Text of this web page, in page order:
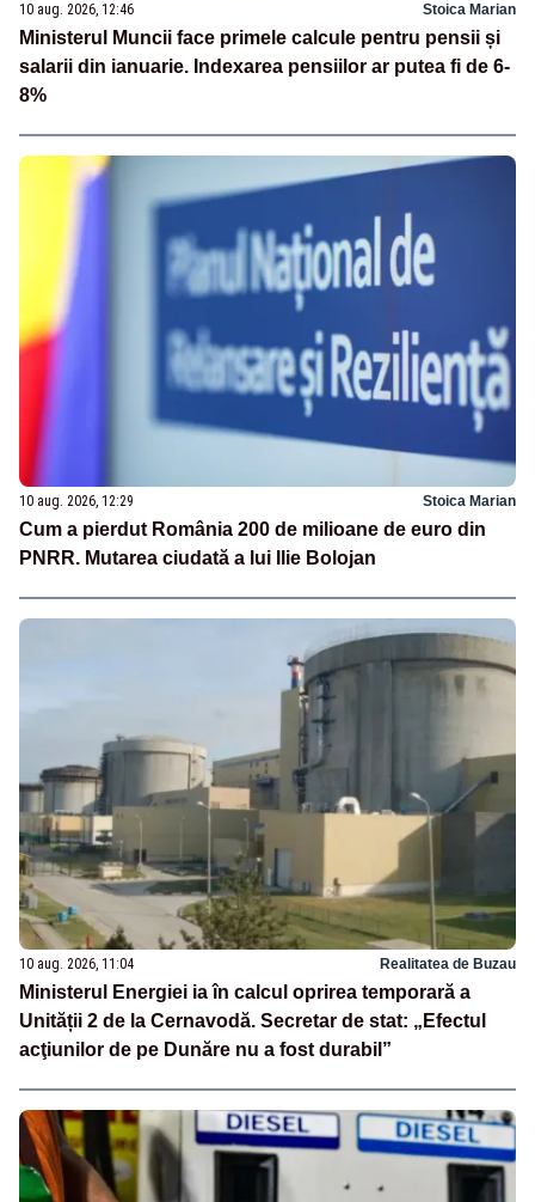
10 aug. 2026, 12:46 Stoica Marian
Ministerul Muncii face primele calcule pentru pensii și
salarii din ianuarie. Indexarea pensiilor ar putea fi de 6-
8%
10 aug. 2026, 12:29 Stoica Marian
Cum a pierdut România 200 de milioane de euro din
PNRR. Mutarea ciudată a lui Ilie Bolojan
10 aug. 2026, 11:04 Realitatea de Buzau
Ministerul Energiei ia în calcul oprirea temporară a
Unității 2 de la Cernavodă. Secretar de stat: „Efectul
acţiunilor de pe Dunăre nu a fost durabil”